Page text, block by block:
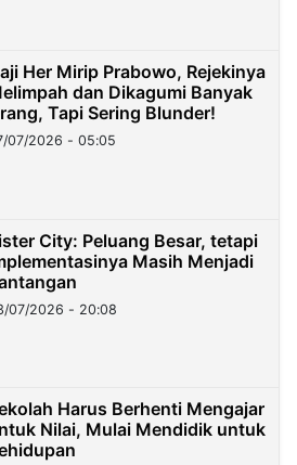
Her Mirip Prabowo, Rejekinya
dan Dikagumi Banyak
Tapi Sering Blunder!
07/2026 - 05:05
City: Peluang Besar, tetapi
Masih Menjadi
07/2026 - 20:08
Harus Berhenti Mengajar
Nilai, Mulai Mendidik untuk